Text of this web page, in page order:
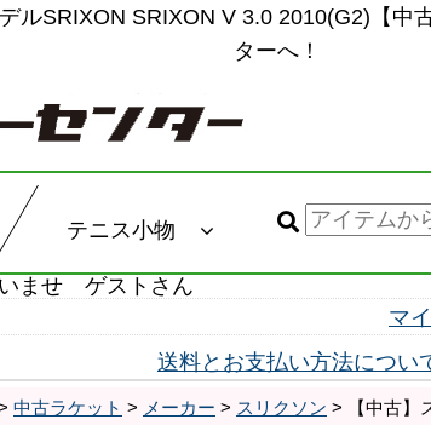
ルSRIXON SRIXON V 3.0 2010(G2)【中
ターへ！
テニス小物
ませ ゲストさん
マ
送料とお支払い方法につい
中古ラケット > メーカー > スリクソン > 【中古】